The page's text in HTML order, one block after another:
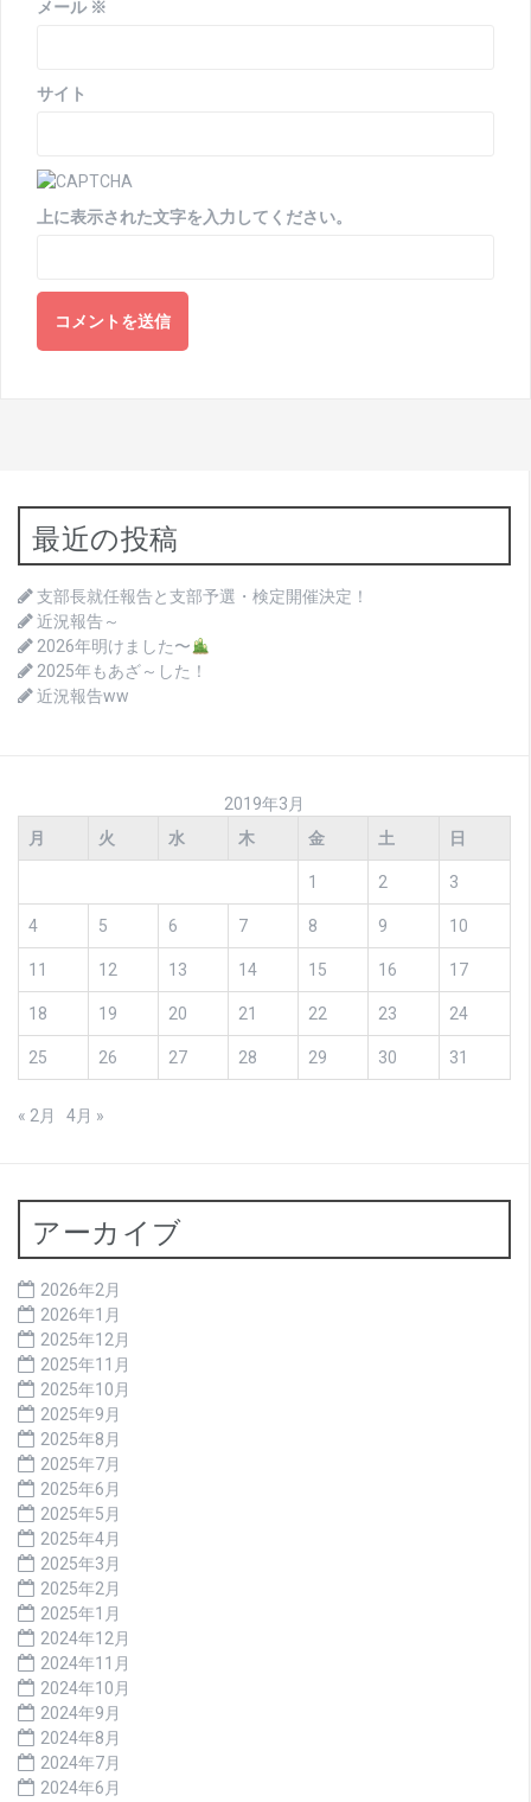
メール ※
サイト
上に表示された文字を入力してください。
最近の投稿
支部長就任報告と支部予選・検定開催決定！
近況報告～
2026年明けました〜
2025年もあざ～した！
近況報告ww
2019年3月
月
火 水 木 金 土 日
1 2 3
4 5 6 7 8 9 10
11 12 13 14 15 16 17
18 19 20 21 22 23 24
25 26 27 28 29 30 31
« 2月 4月 »
アーカイブ
2026年2月
2026年1月
2025年12月
2025年11月
2025年10月
2025年9月
2025年8月
2025年7月
2025年6月
2025年5月
2025年4月
2025年3月
2025年2月
2025年1月
2024年12月
2024年11月
2024年10月
2024年9月
2024年8月
2024年7月
2024年6月